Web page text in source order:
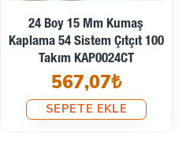
Kapak sınıfı
Yaklaşık bitmiş kapak çapı
Kumaş kesim çapı
24 Boy 15 Mm Kumaş
Kaplama 54 Sistem Çıtçıt 100
Takım KAP0024CT
567,07₺
SEPETE EKLE